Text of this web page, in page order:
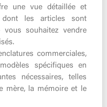
une vue détaillée et
les articles sont
vous souhaitez vendre
commerciales,
spécifiques en
nécessaires, telles
mère, la mémoire et le